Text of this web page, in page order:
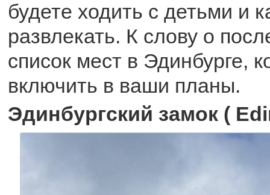
будете ходить с детьми и
развлекать. К слову о
список мест в Эдинбурге,
включить в ваши планы.
Эдинбургский замок (